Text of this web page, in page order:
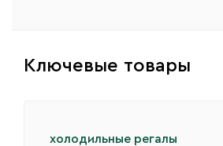
Ключевые товары
холодильные регалы